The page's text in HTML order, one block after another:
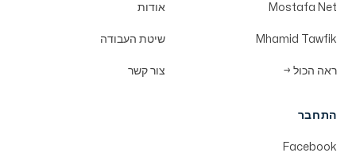
Mostafa Net
Mhamid Tawfik
ראה הכול →
אודות
שיטת העבודה
צור קשר
התחבר
Facebook